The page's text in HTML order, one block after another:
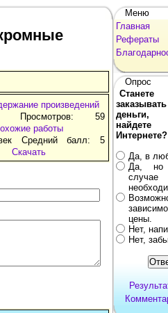
произведений
Просмотров: 59
работы
Средний балл: 5
Скачать
Меню
Главная
Рефераты
Опрос
Интернете?
Да, в
Да, но
цены.
Нет,
Нет,